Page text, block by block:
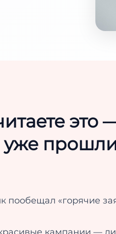
это
уже
пообещал «горячие